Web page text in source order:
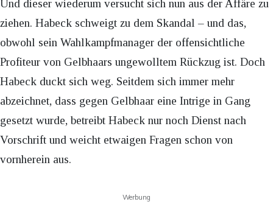
Und dieser wiederum versucht sich nun aus der Affäre zu
ziehen. Habeck schweigt zu dem Skandal – und das,
obwohl sein Wahlkampfmanager der offensichtliche
Profiteur von Gelbhaars ungewolltem Rückzug ist. Doch
Habeck duckt sich weg. Seitdem sich immer mehr
abzeichnet, dass gegen Gelbhaar eine Intrige in Gang
gesetzt wurde, betreibt Habeck nur noch Dienst nach
Vorschrift und weicht etwaigen Fragen schon von
vornherein aus.
Werbung